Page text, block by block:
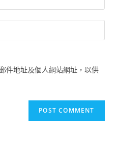
件地址及個人網站網址，以供